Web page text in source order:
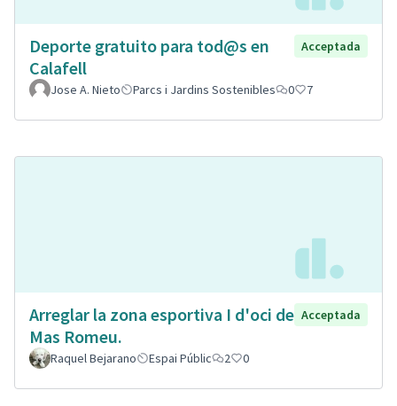
Deporte gratuito para tod@s en
Calafell
Acceptada
Jose A. Nieto Parcs i Jardins Sostenibles 0 7
Arreglar la zona esportiva I d'oci de
Mas Romeu.
Acceptada
Raquel Bejarano Espai Públic 2 0